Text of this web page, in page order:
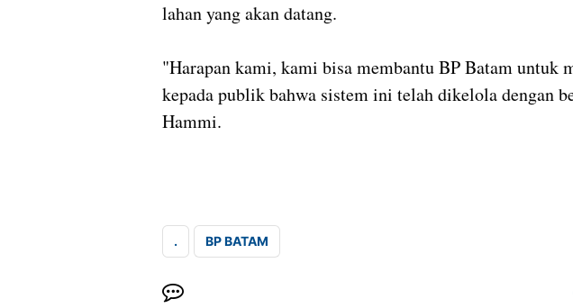
lahan yang akan datang.
"Harapan kami, kami bisa membantu BP Batam untuk
kepada publik bahwa sistem ini telah dikelola dengan
Hammi.
. BP BATAM